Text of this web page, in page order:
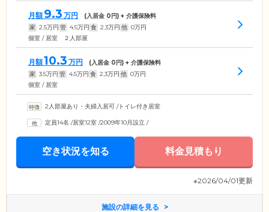
月額 9.3 万円 (入居金 0円) + 介護保険料
家 2.5万円 管 4.5万円 食 2.3万円 他 0万円
個室 / 居室 ２人部屋
月額10.3 万円 (入居金 0円) + 介護保険料
家 3.5万円 管 4.5万円 食 2.3万円 他 0万円
個室 / 居室
2人部屋あり・夫婦入居可 /トイレ付き居室
定員14名 /居室12室 /2009年10月設立 /
空き状況を知る 料金見積もり
※2026/04/01更新
施設の詳細を見る